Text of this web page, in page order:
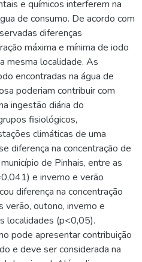
e químicos interferem na
de consumo. De acordo com
diferenças
máxima e mínima de iodo
mesma localidade. As
encontradas na água de
poderiam contribuir com
ingestão diária do
fisiológicos,
climáticas de uma
diferença na concentração de
de Pinhais, entre as
e inverno e verão
diferença na concentração
verão, outono, inverno e
localidades (p<0,05).
pode apresentar contribuição
e deve ser considerada na